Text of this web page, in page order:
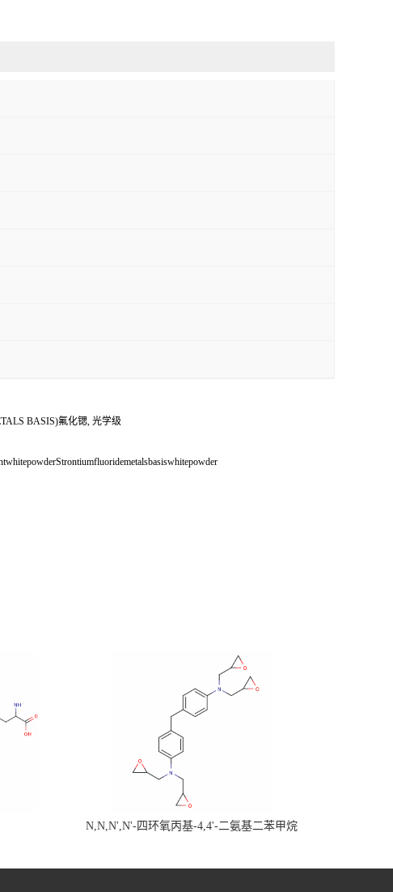
BASIS)氟化锶, 光学级
N,N,N',N'-四环氧丙基-4,4'-二氨基二苯甲烷